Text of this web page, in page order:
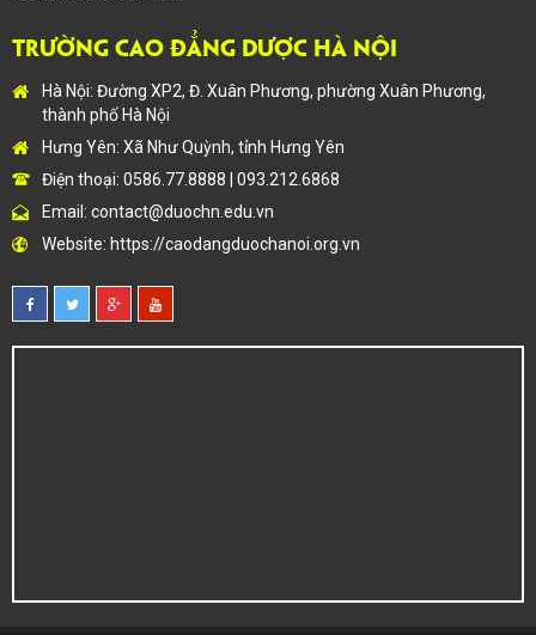
TRƯỜNG CAO ĐẲNG DƯỢC HÀ NỘI
Hà Nội: Đường XP2, Đ. Xuân Phương, phường Xuân Phương,
thành phố Hà Nội
Hưng Yên: Xã Như Quỳnh, tỉnh Hưng Yên
Điện thoại: 0586.77.8888 | 093.212.6868
Email: contact@duochn.edu.vn
Website: https://caodangduochanoi.org.vn